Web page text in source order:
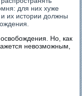
для них хуже
их истории должны
Но, как
невозможным,